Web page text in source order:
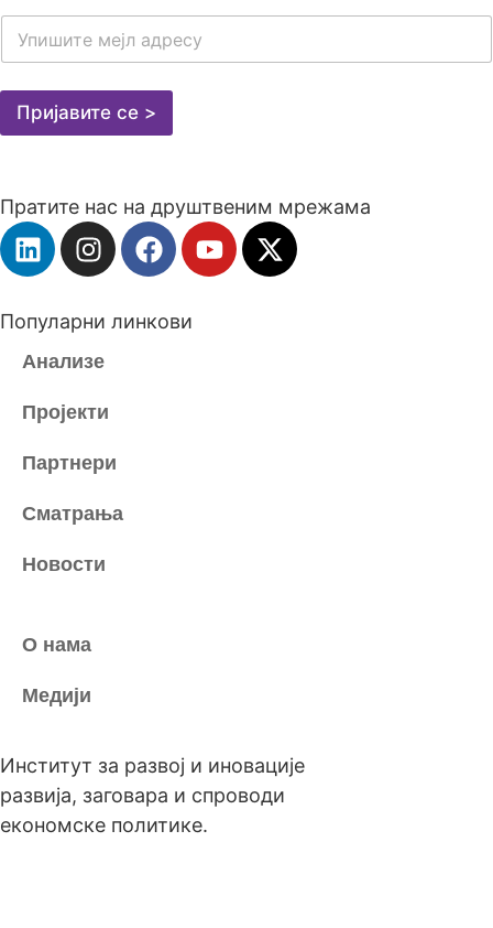
E
M
A
L
E
S
A
*
Пријавите се >
Пратите нас на друштвеним мрежама
Популарни линкови
Анализе
Пројекти
Партнери
Сматрања
Новости
О нама
Медији
Институт за развој и иновације
развија, заговара и спроводи
економске политике.